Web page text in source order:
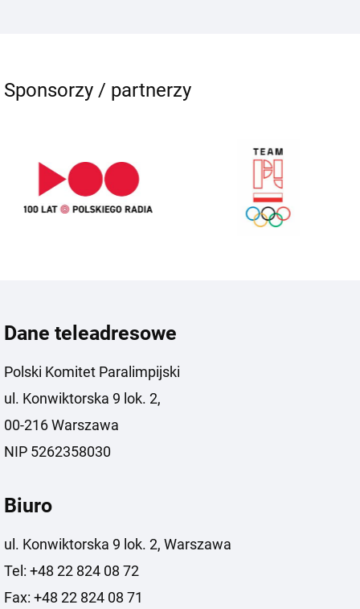
Sponsorzy / partnerzy
Dane teleadresowe
Polski Komitet Paralimpijski
ul. Konwiktorska 9 lok. 2,
00-216 Warszawa
NIP 5262358030
Biuro
ul. Konwiktorska 9 lok. 2, Warszawa
Tel: +48 22 824 08 72
Fax: +48 22 824 08 71